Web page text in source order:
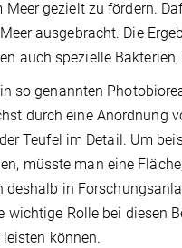
gezielt zu fördern.
ausgebracht. Die
auch spezielle
so genannten
durch eine Anordnung
Teufel im Detail. Um
müsste man eine
in
wichtige Rolle bei diesen
können.